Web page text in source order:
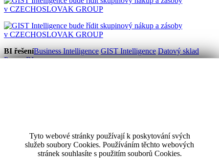
BI řešeníBusiness Intelligence GIST Intelligence Datový sklad
Power BI
ReferencePřípadové studie
Obchod Utility Veřejná správa Služby
Tyto webové stránky používají k poskytování svých
služeb soubory Cookies. Používáním těchto webových
stránek souhlasíte s použitím souborů Cookies.